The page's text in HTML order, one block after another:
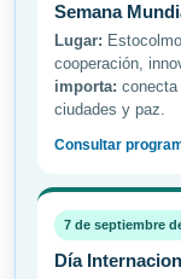
Semana
Lugar:
cooperación,
importa:
ciudades y paz.
Consultar
7 de septiembre
Día